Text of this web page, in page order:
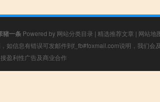
猪一条 Powered by 网站分类目录 | 精选推荐文章 | 网站地
如信息有错误可发邮件到f_fb#foxmail.com说明，我们会
盈利性广告及商业合作